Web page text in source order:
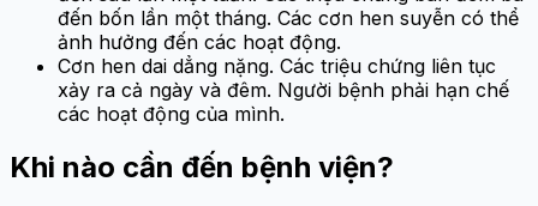
đến bốn lần một tháng. Các cơn hen suyễn có thể
ảnh hưởng đến các hoạt động.
Cơn hen dai dẳng nặng. Các triệu chứng liên tục
xảy ra cả ngày và đêm. Người bệnh phải hạn chế
các hoạt động của mình.
Khi nào cần đến bệnh viện?